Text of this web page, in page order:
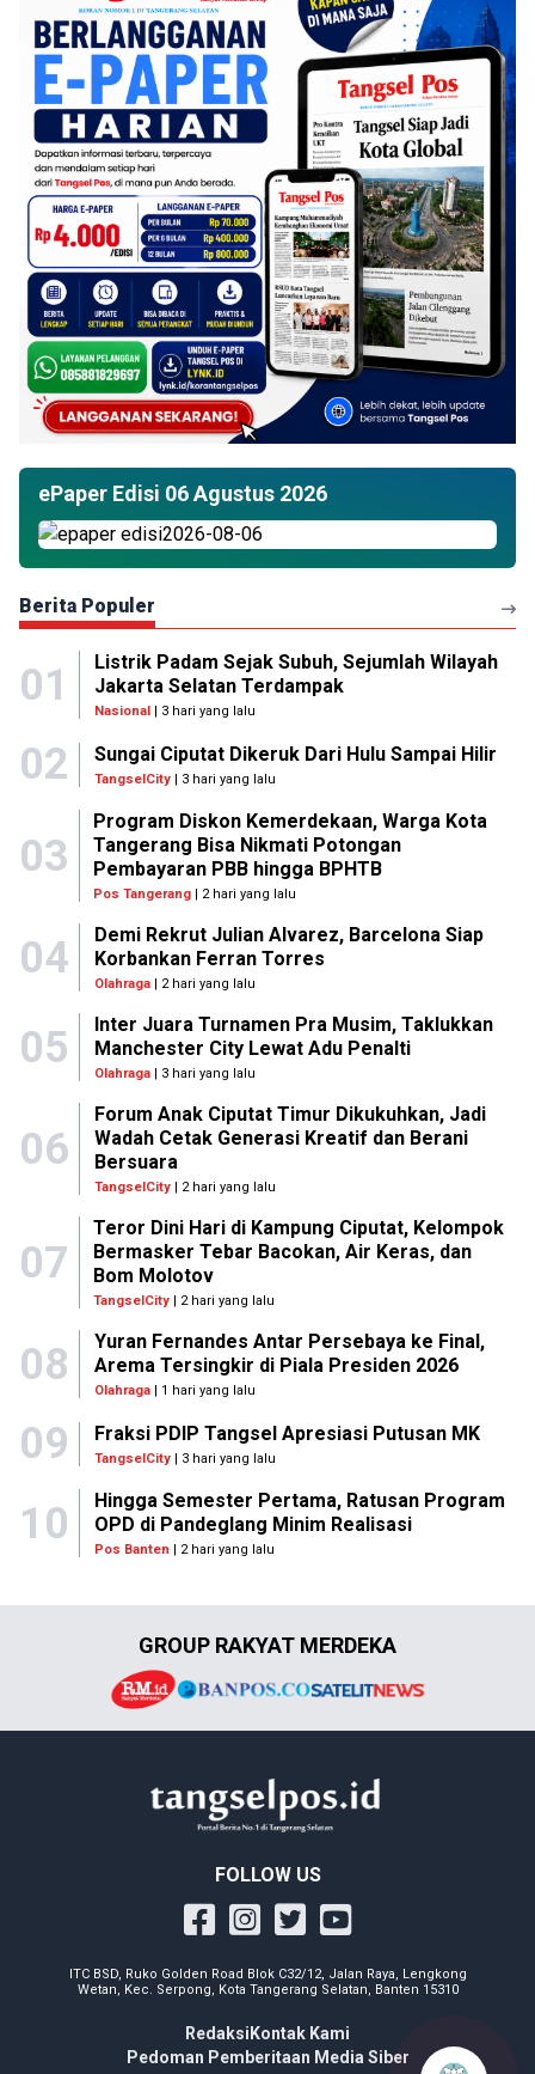
ePaper Edisi 06 Agustus 2026
Berita Populer
01
Listrik Padam Sejak Subuh, Sejumlah Wilayah
Jakarta Selatan Terdampak
Nasional| 3 hari yang lalu
02 Sungai Ciputat Dikeruk Dari Hulu Sampai Hilir
TangselCity | 3 hari yang lalu
03
Program Diskon Kemerdekaan, Warga Kota
Tangerang Bisa Nikmati Potongan
Pembayaran PBB hingga BPHTB
Pos Tangerang | 2 hari yang lalu
04
Demi Rekrut Julian Alvarez, Barcelona Siap
Korbankan Ferran Torres
Olahraga| 2 hari yang lalu
05
Inter Juara Turnamen Pra Musim, Taklukkan
Manchester City Lewat Adu Penalti
Olahraga| 3 hari yang lalu
06
Forum Anak Ciputat Timur Dikukuhkan, Jadi
Wadah Cetak Generasi Kreatif dan Berani
Bersuara
TangselCity| 2 hari yang lalu
07
Teror Dini Hari di Kampung Ciputat, Kelompok
Bermasker Tebar Bacokan, Air Keras, dan
Bom Molotov
TangselCity | 2 hari yang lalu
08
Yuran Fernandes Antar Persebaya ke Final,
Arema Tersingkir di Piala Presiden 2026
Olahraga| 1 hari yang lalu
09 Fraksi PDIP Tangsel Apresiasi Putusan MK
TangselCity | 3 hari yang lalu
10
Hingga Semester Pertama, Ratusan Program
OPD di Pandeglang Minim Realisasi
Pos Banten | 2 hari yang lalu
GROUP RAKYAT MERDEKA
FOLLOW US
ITC BSD, Ruko Golden Road Blok C32/12, Jalan Raya, Lengkong
Wetan, Kec. Serpong, Kota Tangerang Selatan, Banten 15310
Redaksi Kontak Kami
Pedoman Pemberitaan Media Siber